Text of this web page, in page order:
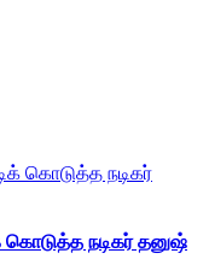
கொடுத்த நடிகர் தனுஷ்